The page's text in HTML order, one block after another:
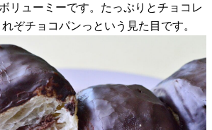
リューミーです。たっぷりとチョコレ
ぞチョコパンっという見た目です。